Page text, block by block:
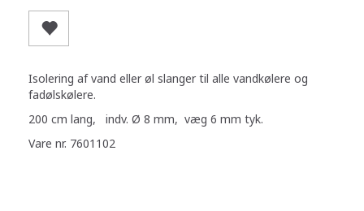
Isolering af vand eller øl slanger til alle vandkølere og
fadølskølere.
200 cm lang, indv. Ø 8 mm, væg 6 mm tyk.
Vare nr. 7601102